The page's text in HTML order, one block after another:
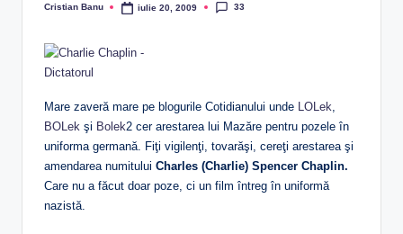
Posted
Cristian Banu iulie 20, 2009 33
Mare zaveră mare pe blogurile Cotidianului unde LOLek,
BOLek şi Bolek2 cer arestarea lui Mazăre pentru pozele în
uniforma germană. Fiţi vigilenţi, tovarăşi, cereţi arestarea şi
amendarea numitului Charles (Charlie) Spencer Chaplin.
Care nu a făcut doar poze, ci un film întreg în uniformă
nazistă.